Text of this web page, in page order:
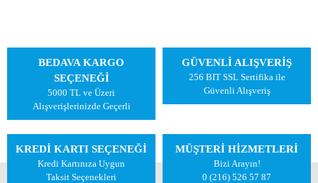
BEDAVA KARGO
SEÇENEĞİ
5000 TL ve Üzeri
Alışverişlerinizde Geçerli
GÜVENLİ ALIŞVERİŞ
256 BIT SSL Sertifika ile
Güvenli Alışveriş
KREDİ KARTI SEÇENEĞİ
Kredi Kartınıza Uygun
Taksit Seçenekleri
MÜŞTERİ HİZMETLERİ
Bizi Arayın!
0 (216) 526 57 87